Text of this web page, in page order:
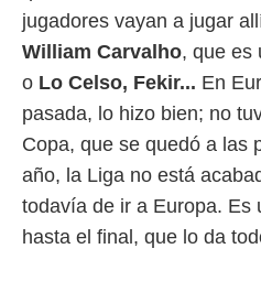
mediante
publicidad
de
jugadores vayan a jugar
William Carvalho, que es
o Lo Celso, Fekir... En
pasada, lo hizo bien; no
Copa, que se quedó a las
año, la Liga no está
todavía de ir a Europa. Es
hasta el final, que lo da